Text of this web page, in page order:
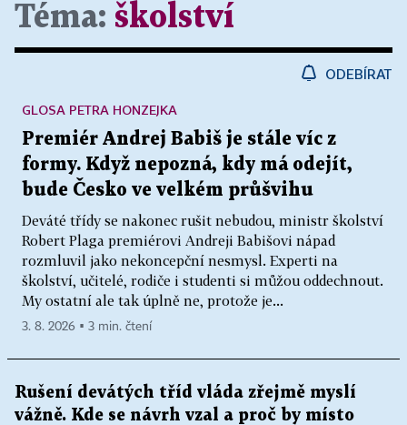
Téma: školství
ODEBÍRAT
Premiér Andrej Babiš je stále víc z
formy. Když nepozná, kdy má odejít,
bude Česko ve velkém průšvihu
Deváté třídy se nakonec rušit nebudou, ministr školství
Robert Plaga premiérovi Andreji Babišovi nápad
rozmluvil jako nekoncepční nesmysl. Experti na
školství, učitelé, rodiče i studenti si můžou oddechnout.
My ostatní ale tak úplně ne, protože je...
GLOSA PETRA HONZEJKA
3. 8. 2026 ▪ 3 min. čtení
Rušení devátých tříd vláda zřejmě myslí
vážně. Kde se návrh vzal a proč by místo